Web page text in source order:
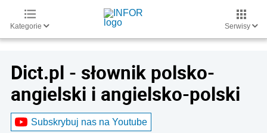
Kategorie Serwisy
Dict.pl - słownik polsko-
angielski i angielsko-polski
Subskrybuj nas na Youtube